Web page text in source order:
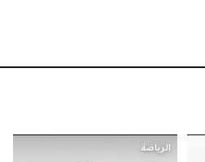
الرياضة